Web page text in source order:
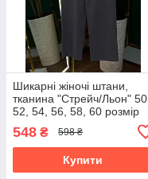
Шикарні жіночі штани,
тканина "Стрейч/Льон" 50,
52, 54, 56, 58, 60 розмір
548 ₴ 598 ₴
Купити